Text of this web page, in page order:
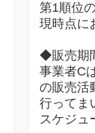
第1順位
現時点に
◆販売期
事業者C
の販売活
行ってま
スケジュ